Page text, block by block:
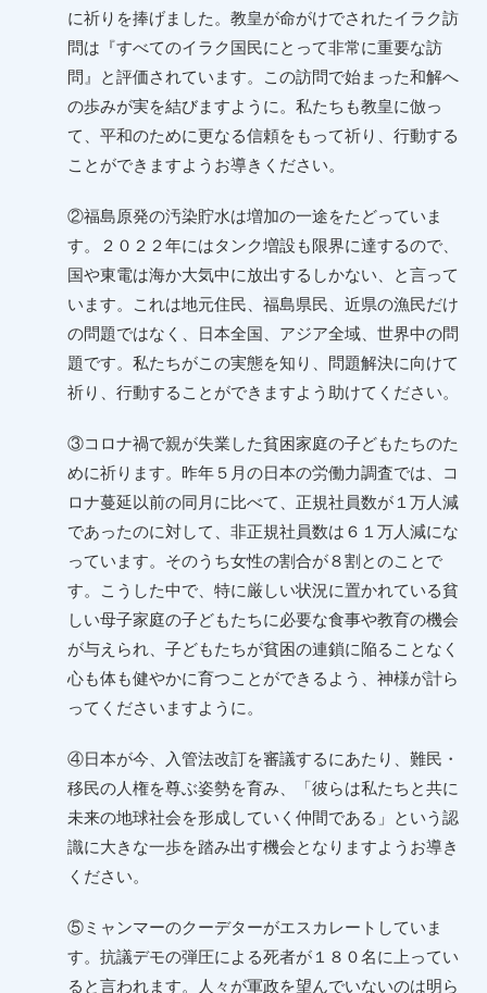
に祈りを捧げました。教皇が命がけでされたイラク訪
問は『すべてのイラク国民にとって非常に重要な訪
問』と評価されています。この訪問で始まった和解へ
の歩みが実を結びますように。私たちも教皇に倣っ
て、平和のために更なる信頼をもって祈り、行動する
ことができますようお導きください。
②福島原発の汚染貯水は増加の一途をたどっていま
す。２０２２年にはタンク増設も限界に達するので、
国や東電は海か大気中に放出するしかない、と言って
います。これは地元住民、福島県民、近県の漁民だけ
の問題ではなく、日本全国、アジア全域、世界中の問
題です。私たちがこの実態を知り、問題解決に向けて
祈り、行動することができますよう助けてください。
③コロナ禍で親が失業した貧困家庭の子どもたちのた
めに祈ります。昨年５月の日本の労働力調査では、コ
ロナ蔓延以前の同月に比べて、正規社員数が１万人減
であったのに対して、非正規社員数は６１万人減にな
っています。そのうち女性の割合が８割とのことで
す。こうした中で、特に厳しい状況に置かれている貧
しい母子家庭の子どもたちに必要な食事や教育の機会
が与えられ、子どもたちが貧困の連鎖に陥ることなく
心も体も健やかに育つことができるよう、神様が計ら
ってくださいますように。
④日本が今、入管法改訂を審議するにあたり、難民・
移民の人権を尊ぶ姿勢を育み、「彼らは私たちと共に
未来の地球社会を形成していく仲間である」という認
識に大きな一歩を踏み出す機会となりますようお導き
ください。
⑤ミャンマーのクーデターがエスカレートしていま
す。抗議デモの弾圧による死者が１８０名に上ってい
ると言われます。人々が軍政を望んでいないのは明ら